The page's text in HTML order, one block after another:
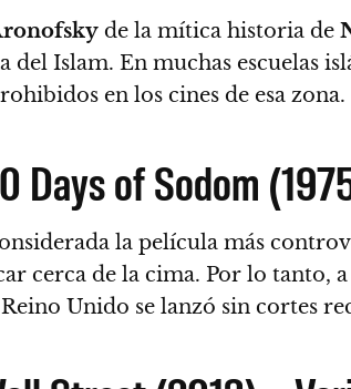
de la mítica historia de
del Islam. En muchas escuelas
en los cines de esa zona.
Days of Sodom
la película más
cerca de la cima. Por lo tanto,
Unido se lanzó sin cortes